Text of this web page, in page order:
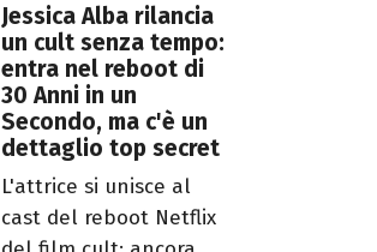
Jessica Alba rilancia
un cult senza tempo:
entra nel reboot di
30 Anni in un
Secondo, ma c'è un
dettaglio top secret
L'attrice si unisce al
cast del reboot Netflix